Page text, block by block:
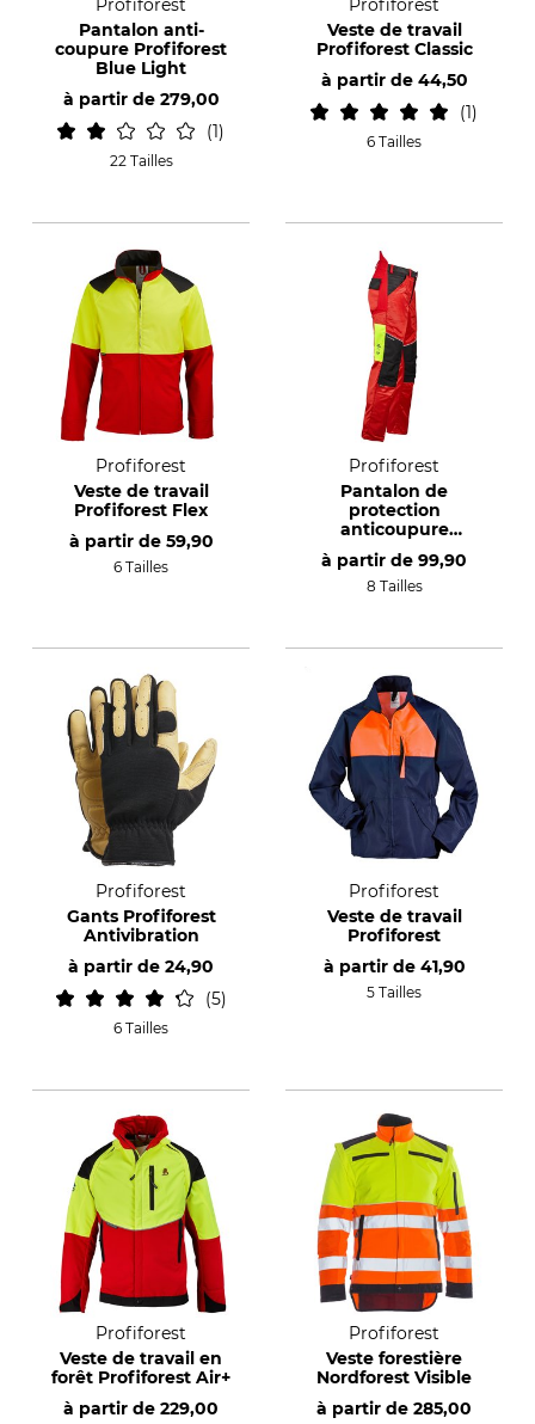
Profiforest
Pantalon anti-
coupure Profiforest
Blue Light
à partir de 279,00
1
22 Tailles
Profiforest
Veste de travail
Profiforest Classic
à partir de 44,50
1
6 Tailles
Profiforest
Veste de travail
Profiforest Flex
à partir de 59,90
6 Tailles
Profiforest
Pantalon de
protection
anticoupure
Profiforest Basic
à partir de 99,90
8 Tailles
Profiforest
Gants Profiforest
Antivibration
à partir de 24,90
5
6 Tailles
Profiforest
Veste de travail
Profiforest
à partir de 41,90
5 Tailles
Profiforest
Veste de travail en
forêt Profiforest Air+
à partir de 229,00
Profiforest
Veste forestière
Nordforest Visible
à partir de 285,00